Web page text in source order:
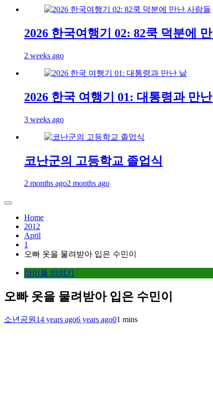
2026 한국여행기 02: 82쿡 덕분에
2 weeks ago
2026 한국 여행기 01: 대통령과 만
3 weeks ago
코난군의 고등학교 졸업식
2 months ago2 months ago
Home
2012
April
1
오빠 옷을 물려받아 입은 수민이
아이들 이야기
오빠 옷을 물려받아 입은 수민이
소년공원 14 years ago6 years ago01 mins